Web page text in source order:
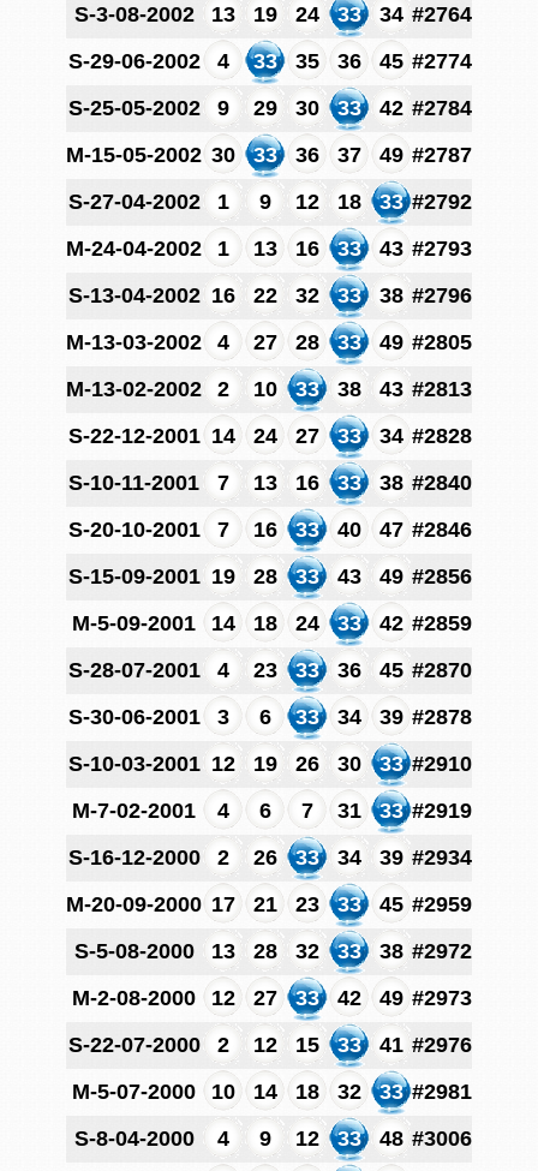
S-3-08-2002
13 19 24 33 34 #2764
S-29-06-2002
4 33 35 36 45 #2774
S-25-05-2002
9 29 30 33 42 #2784
M-15-05-2002 30 33 36 37 49 #2787
S-27-04-2002
1 9 12 18 33 #2792
M-24-04-2002
1 13 16 33 43 #2793
S-13-04-2002 16 22 32 33 38 #2796
M-13-03-2002
4 27 28 33 49 #2805
M-13-02-2002
2 10 33 38 43 #2813
S-22-12-2001 14 24 27 33 34 #2828
S-10-11-2001
7 13 16 33 38 #2840
S-20-10-2001
7 16 33 40 47 #2846
S-15-09-2001 19 28 33 43 49 #2856
M-5-09-2001
14 18 24 33 42 #2859
S-28-07-2001
4 23 33 36 45 #2870
S-30-06-2001
3 6 33 34 39 #2878
S-10-03-2001 12 19 26 30 33 #2910
M-7-02-2001
4 6 7 31 33 #2919
S-16-12-2000
2 26 33 34 39 #2934
M-20-09-2000 17 21 23 33 45 #2959
S-5-08-2000
13 28 32 33 38 #2972
M-2-08-2000
12 27 33 42 49 #2973
S-22-07-2000
2 12 15 33 41 #2976
M-5-07-2000
10 14 18 32 33 #2981
S-8-04-2000
4 9 12 33 48 #3006